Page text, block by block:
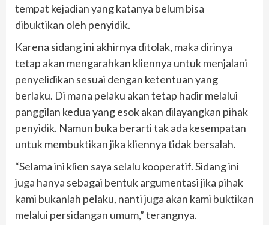
tempat kejadian yang katanya belum bisa
dibuktikan oleh penyidik.
Karena sidang ini akhirnya ditolak, maka dirinya
tetap akan mengarahkan kliennya untuk menjalani
penyelidikan sesuai dengan ketentuan yang
berlaku. Di mana pelaku akan tetap hadir melalui
panggilan kedua yang esok akan dilayangkan pihak
penyidik. Namun buka berarti tak ada kesempatan
untuk membuktikan jika kliennya tidak bersalah.
“Selama ini klien saya selalu kooperatif. Sidang ini
juga hanya sebagai bentuk argumentasi jika pihak
kami bukanlah pelaku, nanti juga akan kami buktikan
melalui persidangan umum,” terangnya.